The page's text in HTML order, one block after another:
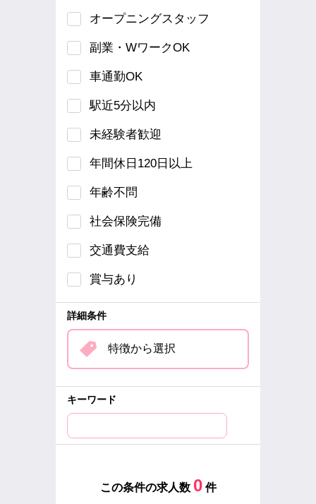
オープニングスタッフ
副業・WワークOK
車通勤OK
駅近5分以内
未経験者歓迎
年間休日120日以上
年齢不問
社会保険完備
交通費支給
賞与あり
詳細条件
特徴から選択
キーワード
この条件の求人数 0件